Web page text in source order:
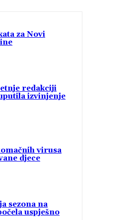
za Novi
redakciji
izvinjenje
virusa
djece
sezona na
uspješno